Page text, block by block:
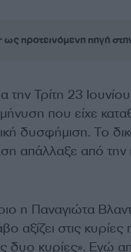
προτεινόμενη πηγή
την Τρίτη 23
που είχε
δυσφήμιση. Το
απάλλαξε από την
η Παναγιώτα
αξίζει στις κυρίες
δυο κυρίες». Ενώ